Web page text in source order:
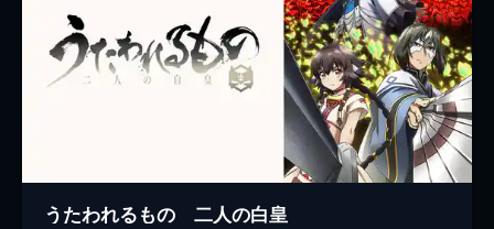
うたわれるもの 二人の白皇